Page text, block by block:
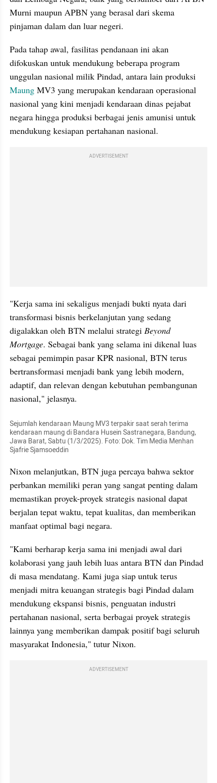
Murni maupun APBN yang berasal dari skema
pinjaman dalam dan luar negeri.
Pada tahap awal, fasilitas pendanaan ini akan
difokuskan untuk mendukung beberapa program
Maung MV3 yang merupakan kendaraan operasional
nasional yang kini menjadi kendaraan dinas pejabat
negara hingga produksi berbagai jenis amunisi untuk
mendukung kesiapan pertahanan nasional.
ADVERTISEMENT
"Kerja sama ini sekaligus menjadi bukti nyata dari
transformasi bisnis berkelanjutan yang sedang
digalakkan oleh BTN melalui strategi Beyond
Mortgage. Sebagai bank yang selama ini dikenal luas
sebagai pemimpin pasar KPR nasional, BTN terus
bertransformasi menjadi bank yang lebih modern,
adaptif, dan relevan dengan kebutuhan pembangunan
nasional," jelasnya.
Sejumlah kendaraan Maung MV3 terpakir saat serah terima
kendaraan maung di Bandara Husein Sastranegara, Bandung,
Jawa Barat, Sabtu (1/3/2025). Foto: Dok. Tim Media Menhan
Sjafrie Sjamsoeddin
Nixon melanjutkan, BTN juga percaya bahwa sektor
perbankan memiliki peran yang sangat penting dalam
memastikan proyek-proyek strategis nasional dapat
berjalan tepat waktu, tepat kualitas, dan memberikan
manfaat optimal bagi negara.
"Kami berharap kerja sama ini menjadi awal dari
kolaborasi yang jauh lebih luas antara BTN dan Pindad
di masa mendatang. Kami juga siap untuk terus
menjadi mitra keuangan strategis bagi Pindad dalam
mendukung ekspansi bisnis, penguatan industri
pertahanan nasional, serta berbagai proyek strategis
lainnya yang memberikan dampak positif bagi seluruh
masyarakat Indonesia," tutur Nixon.
ADVERTISEMENT